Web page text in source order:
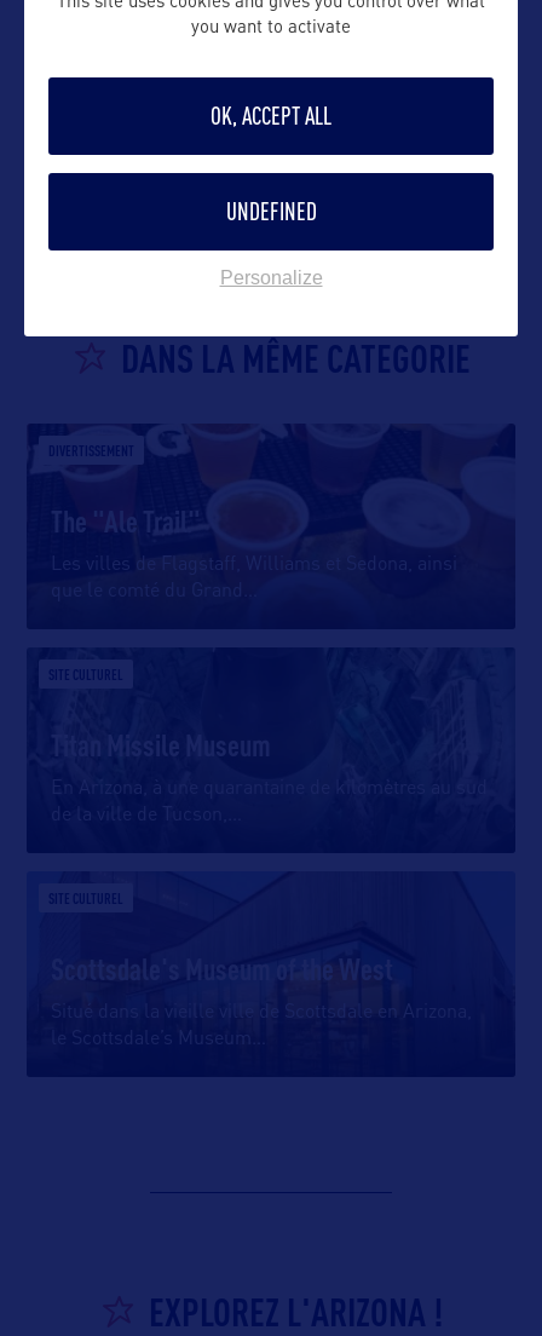
VOIR LE SITE
DANS LA MÊME CATEGORIE
DIVERTISSEMENT
The "Ale Trail"
Les villes de Flagstaff, Williams et Sedona, ainsi
que le comté du Grand
SITE CULTUREL
En Arizona, à une quarantaine de kilomètres au sud
de la ville de Tucson,
SITE CULTUREL
Scottsdale's Museum of the West
Situé dans la vieille ville de Scottsdale en Arizona,
le Scottsdale’s Museum
EXPLOREZ L'ARIZONA !
you want to activate
OK, ACCEPT ALL
UNDEFINED
Personalize